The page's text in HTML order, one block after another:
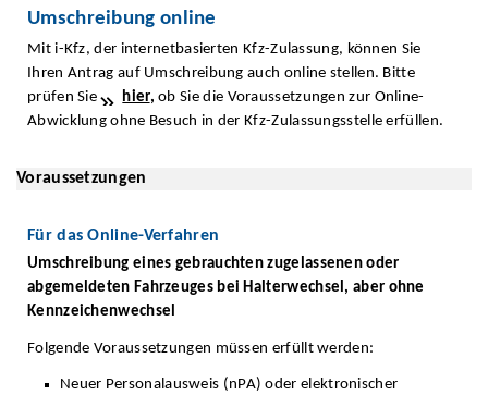
Umschreibung online
Mit i-Kfz, der internetbasierten Kfz-Zulassung, können Sie
Ihren Antrag auf Umschreibung auch online stellen. Bitte
prüfen Sie
hier, ob Sie die Voraussetzungen zur Online-
Abwicklung ohne Besuch in der Kfz-Zulassungsstelle erfüllen.
Voraussetzungen
Für das Online-Verfahren
Umschreibung eines gebrauchten zugelassenen oder
abgemeldeten Fahrzeuges bei Halterwechsel, aber ohne
Kennzeichenwechsel
Folgende Voraussetzungen müssen erfüllt werden:
Neuer Personalausweis (nPA) oder elektronischer